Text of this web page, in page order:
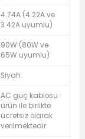
4.74A (4.22A ve
3.42A uyumlu)
90W (80W ve
65W uyumlu)
Siyah
AC güç kablosu
ürün ile birlikte
ücretsiz olarak
verilmektedir.